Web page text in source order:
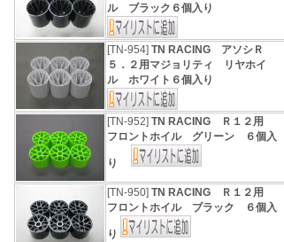
ル ブラック６個入り
[TN-954] TN RACING アソシＲ
５．２用マジョリティ リヤホイ
ル ホワイト６個入り
[TN-952] TN RACING Ｒ１２用
フロントホイル グリーン ６個入
り
[TN-950] TN RACING Ｒ１２用
フロントホイル ブラック ６個入
り